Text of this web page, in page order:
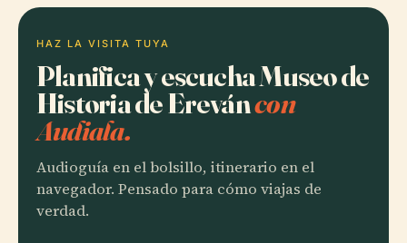
HAZ LA VISITA TUYA
Planifica y escucha Museo de
Historia de Ereváncon
Audiala.
Audioguía en el bolsillo, itinerario en el
navegador. Pensado para cómo viajas de
verdad.